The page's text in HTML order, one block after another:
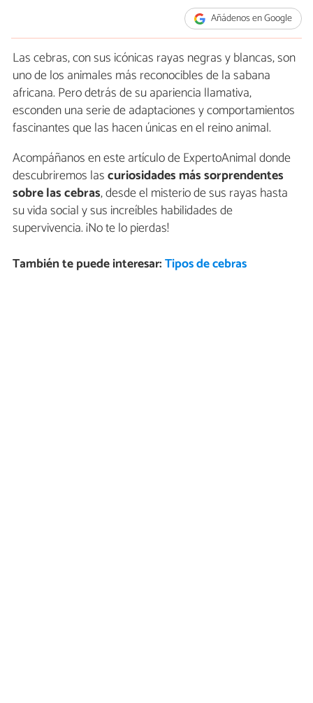
Añádenos en Google
Las cebras, con sus icónicas rayas negras y blancas, son
uno de los animales más reconocibles de la sabana
africana. Pero detrás de su apariencia llamativa,
esconden una serie de adaptaciones y comportamientos
fascinantes que las hacen únicas en el reino animal.
Acompáñanos en este artículo de ExpertoAnimal donde
descubriremos lascuriosidades más sorprendentes
sobre las cebras, desde el misterio de sus rayas hasta
su vida social y sus increíbles habilidades de
supervivencia. ¡No te lo pierdas!
También te puede interesar:Tipos de cebras